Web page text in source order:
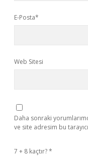
E-Posta*
Web Sitesi
Daha sonraki
ve site adresim bu
7 + 8 kaçtır?*